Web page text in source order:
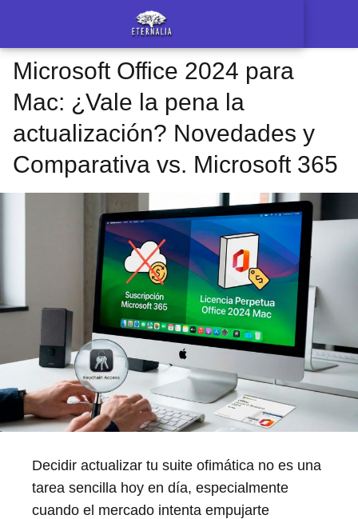
Microsoft Office 2024 para
Mac: ¿Vale la pena la
actualización? Novedades y
Comparativa vs. Microsoft 365
Decidir actualizar tu suite ofimática no es una
tarea sencilla hoy en día, especialmente
cuando el mercado intenta empujarte